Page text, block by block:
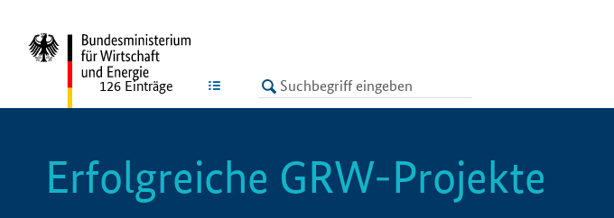
LISTE
126 Einträge
Erfolgreiche GRW-Projekte